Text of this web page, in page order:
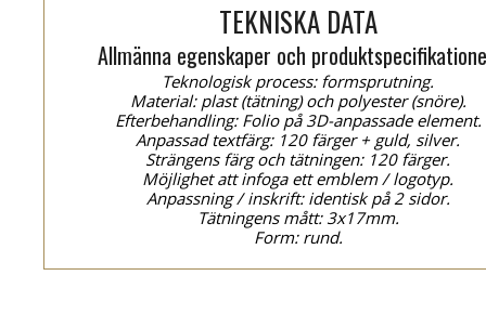
TEKNISKA DATA
Allmänna egenskaper och
Teknologisk process: formsprutning.
Material: plast (tätning) och polyester (snöre).
Efterbehandling: Folio på 3D-anpassade element.
Anpassad textfärg: 120 färger + guld, silver.
Strängens färg och tätningen: 120 färger.
Möjlighet att infoga ett emblem / logotyp.
Anpassning / inskrift: identisk på 2 sidor.
Tätningens mått: 3x17mm.
Form: rund.